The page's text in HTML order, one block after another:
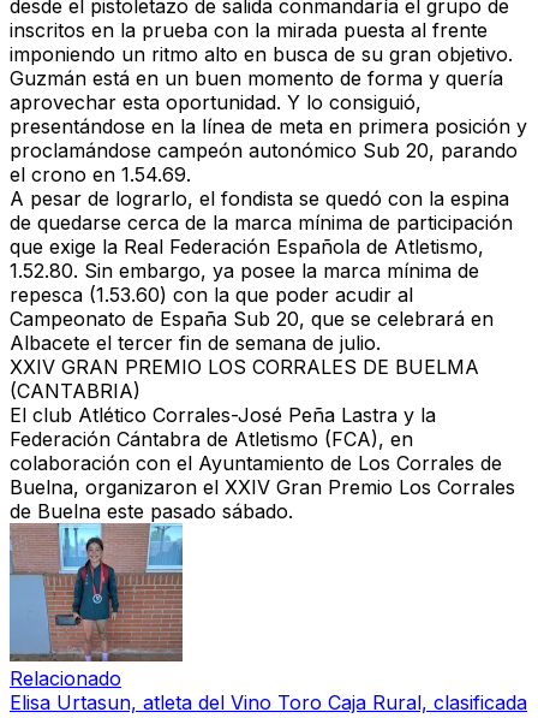
desde el pistoletazo de salida conmandaría el grupo de
inscritos en la prueba con la mirada puesta al frente
imponiendo un ritmo alto en busca de su gran objetivo.
Guzmán está en un buen momento de forma y quería
aprovechar esta oportunidad. Y lo consiguió,
presentándose en la línea de meta en primera posición y
proclamándose campeón autonómico Sub 20, parando
el crono en 1.54.69.
A pesar de lograrlo, el fondista se quedó con la espina
de quedarse cerca de la marca mínima de participación
que exige la Real Federación Española de Atletismo,
1.52.80. Sin embargo, ya posee la marca mínima de
repesca (1.53.60) con la que poder acudir al
Campeonato de España Sub 20, que se celebrará en
Albacete el tercer fin de semana de julio.
XXIV GRAN PREMIO LOS CORRALES DE BUELMA
(CANTABRIA)
El club Atlético Corrales-José Peña Lastra y la
Federación Cántabra de Atletismo (FCA), en
colaboración con el Ayuntamiento de Los Corrales de
Buelna, organizaron el XXIV Gran Premio Los Corrales
de Buelna este pasado sábado.
Relacionado
Elisa Urtasun, atleta del Vino Toro Caja Rural, clasificada